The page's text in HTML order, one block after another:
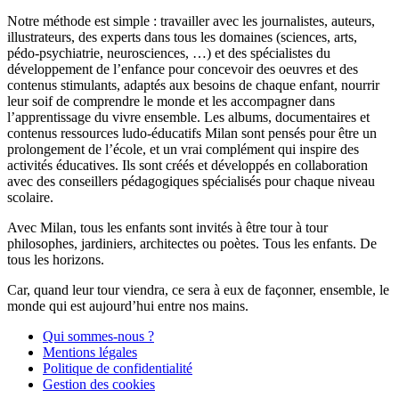
Notre méthode est simple : travailler avec les journalistes, auteurs,
illustrateurs, des experts dans tous les domaines (sciences, arts,
pédo-psychiatrie, neurosciences, …) et des spécialistes du
développement de l’enfance pour concevoir des oeuvres et des
contenus stimulants, adaptés aux besoins de chaque enfant, nourrir
leur soif de comprendre le monde et les accompagner dans
l’apprentissage du vivre ensemble. Les albums, documentaires et
contenus ressources ludo-éducatifs Milan sont pensés pour être un
prolongement de l’école, et un vrai complément qui inspire des
activités éducatives. Ils sont créés et développés en collaboration
avec des conseillers pédagogiques spécialisés pour chaque niveau
scolaire.
Avec Milan, tous les enfants sont invités à être tour à tour
philosophes, jardiniers, architectes ou poètes. Tous les enfants. De
tous les horizons.
Car, quand leur tour viendra, ce sera à eux de façonner, ensemble, le
monde qui est aujourd’hui entre nos mains.
Qui sommes-nous ?
Mentions légales
Politique de confidentialité
Gestion des cookies